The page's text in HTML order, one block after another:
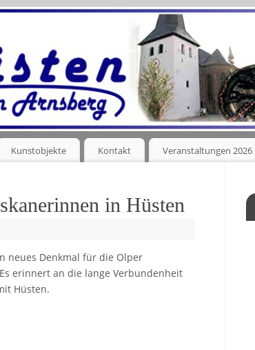
Kunstobjekte Kontakt Veranstaltungen 2026
in Hüsten
neues Denkmal für die Olper
erinnert an die lange Verbundenheit
Hüsten.